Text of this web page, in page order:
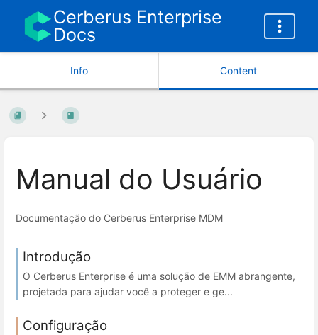
Cerberus Enterprise
Docs
Info Content
Manual do Usuário
Documentação do Cerberus Enterprise MDM
Introdução
O Cerberus Enterprise é uma solução de EMM abrangente,
projetada para ajudar você a proteger e ge...
Configuração